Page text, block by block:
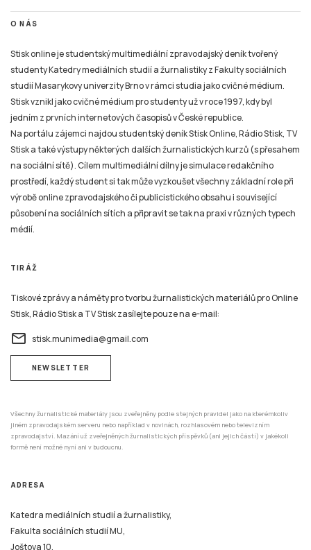
O NÁS
Stisk online je studentský multimediální zpravodajský deník tvořený
studenty Katedry mediálních studií a žurnalistiky z Fakulty sociálních
studií Masarykovy univerzity Brno v rámci studia jako cvičné médium.
Stisk vznikl jako cvičné médium pro studenty už v roce 1997, kdy byl
jedním z prvních internetových časopisů v České republice.
Na portálu zájemci najdou studentský deník Stisk Online, Rádio Stisk, TV
Stisk a také výstupy některých dalších žurnalistických kurzů (s přesahem
na sociální sítě). Cílem multimediální dílny je simulace redakčního
prostředí, každý student si tak může vyzkoušet všechny základní role při
výrobě online zpravodajského či publicistického obsahu i související
působení na sociálních sítích a připravit se tak na praxi v různých typech
médií.
TIRÁŽ
Tiskové zprávy a náměty pro tvorbu žurnalistických materiálů pro Online
Stisk, Rádio Stisk a TV Stisk zasílejte pouze na e-mail:
email stisk.munimedia@gmail.com
NEWSLETTER
Všechny žurnalistické materiály jsou zveřejněny podle stejných pravidel jako na kterémkoliv
jiném zpravodajském serveru nebo například v novinách, rozhlasovém nebo televizním
zpravodajství. Mazání už zveřejněných žurnalistických příspěvků (ani jejich částí) v jakékoli
formě není možné nyní ani v budoucnu.
ADRESA
Katedra mediálních studií a žurnalistiky,
Fakulta sociálních studií MU,
Joštova 10,